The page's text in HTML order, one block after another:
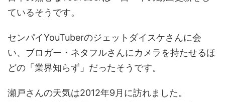
ているそうです。
センパイYouTuberのジェットダイスケさんに会
い、ブロガー・ネタフルさんにカメラを持たせるほ
どの「業界知らず」だったそうです。
瀬戸さんの天気は2012年9月に訪れました。